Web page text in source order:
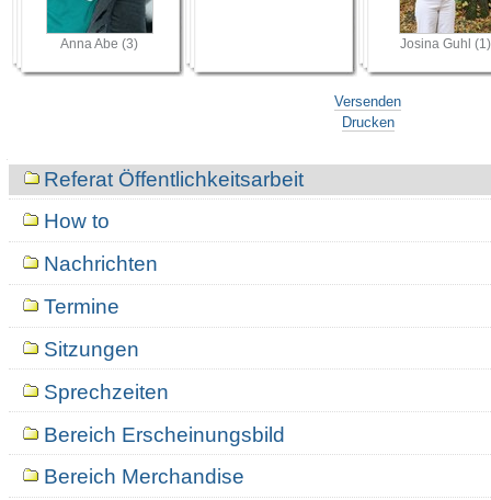
Anna Abe (3) Josina Guhl (1)
Versenden
Drucken
NavigationReferat Öffentlichkeitsarbeit
How to
Nachrichten
Termine
Sitzungen
Sprechzeiten
Bereich Erscheinungsbild
Bereich Merchandise